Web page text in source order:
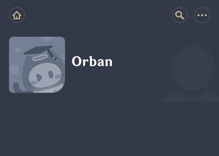
Orban